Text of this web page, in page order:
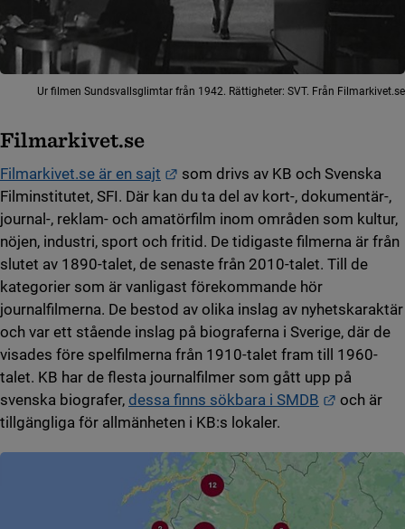
Ur filmen Sundsvallsglimtar från 1942. Rättigheter: SVT. Från Filmarkivet.se
Filmarkivet.se
Filmarkivet.se är en sajt Länk till annan webbplats.
som drivs av KB och Svenska
Filminstitutet, SFI. Där kan du ta del av kort-, dokumentär-,
journal-, reklam- och amatörfilm inom områden som kultur,
nöjen, industri, sport och fritid. De tidigaste filmerna är från
slutet av 1890-talet, de senaste från 2010-talet. Till de
kategorier som är vanligast förekommande hör
journalfilmerna. De bestod av olika inslag av nyhetskaraktär
och var ett stående inslag på biograferna i Sverige, där de
visades före spelfilmerna från 1910-talet fram till 1960-
talet. KB har de flesta journalfilmer som gått upp på
svenska biografer, dessa finns sökbara i SMDB Länk till
och är
tillgängliga för allmänheten i KB:s lokaler.